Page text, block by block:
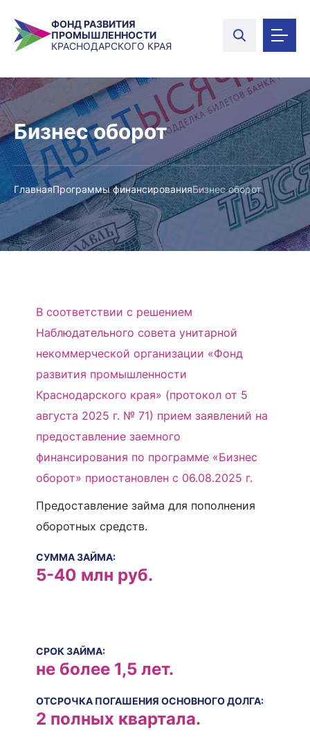
ФОНД РАЗВИТИЯ
ПРОМЫШЛЕННОСТИ
КРАСНОДАРСКОГО КРАЯ
Бизнес оборот
ГлавнаяПрограммы финансированияБизнес оборот
В соответствии с решением
Наблюдательного совета унитарной
некоммерческой организации «Фонд
развития промышленности
Краснодарского края» (протокол от 5
августа 2025 г. № 71) прием заявлений на
предоставление заемного
финансирования по программе «Бизнес
оборот» приостановлен с 06.08.2025 г.
Предоставление займа для пополнения
оборотных средств.
СУММА ЗАЙМА:
5-40 млн руб.
СРОК ЗАЙМА:
не более 1,5 лет.
ОТСРОЧКА ПОГАШЕНИЯ ОСНОВНОГО ДОЛГА:
2 полных квартала.